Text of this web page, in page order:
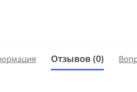
Отзывов (0)